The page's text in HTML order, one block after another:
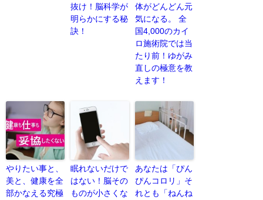
抜け！脳科学が
明らかにする秘
訣！
体がどんどん元
気になる。 全
国4,000のカイ
ロ施術院では当
たり前！ゆがみ
直しの極意を教
えます！
やりたい事と、
美と、健康を全
部かなえる究極
眠れないだけで
はない！脳その
ものが小さくな
あなたは「ぴん
ぴんコロリ」そ
れとも「ねんね